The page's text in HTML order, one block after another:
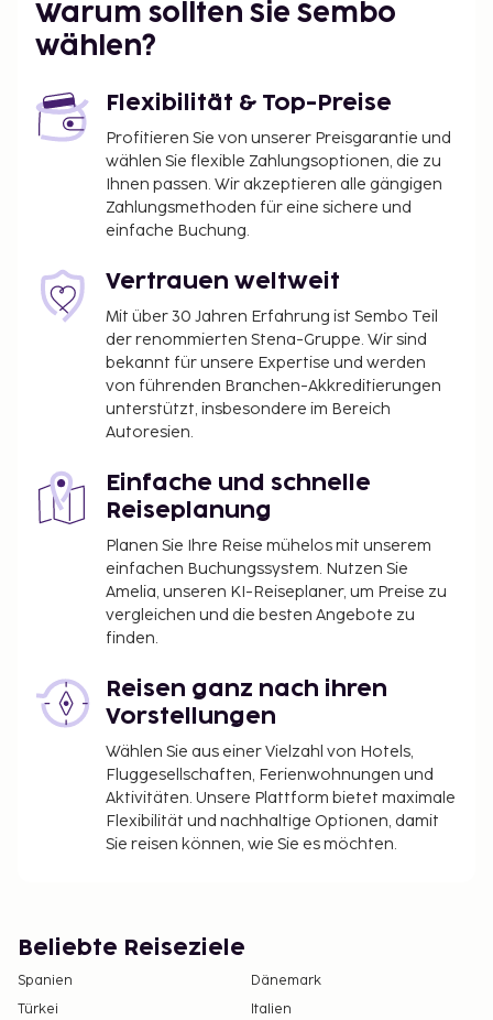
Warum sollten Sie Sembo
wählen?
Flexibilität & Top-Preise
Profitieren Sie von unserer Preisgarantie und
wählen Sie flexible Zahlungsoptionen, die zu
Ihnen passen. Wir akzeptieren alle gängigen
Zahlungsmethoden für eine sichere und
einfache Buchung.
Vertrauen weltweit
Mit über 30 Jahren Erfahrung ist Sembo Teil
der renommierten Stena-Gruppe. Wir sind
bekannt für unsere Expertise und werden
von führenden Branchen-Akkreditierungen
unterstützt, insbesondere im Bereich
Autoresien.
Einfache und schnelle
Reiseplanung
Planen Sie Ihre Reise mühelos mit unserem
einfachen Buchungssystem. Nutzen Sie
Amelia, unseren KI-Reiseplaner, um Preise zu
vergleichen und die besten Angebote zu
finden.
Reisen ganz nach ihren
Vorstellungen
Wählen Sie aus einer Vielzahl von Hotels,
Fluggesellschaften, Ferienwohnungen und
Aktivitäten. Unsere Plattform bietet maximale
Flexibilität und nachhaltige Optionen, damit
Sie reisen können, wie Sie es möchten.
Beliebte Reiseziele
Spanien
Dänemark
Türkei
Italien